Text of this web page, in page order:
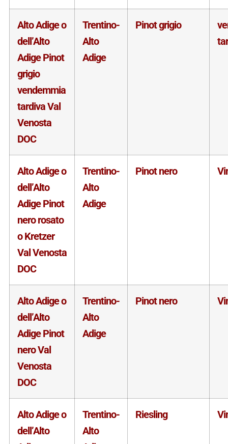
Alto Adige o
dell’Alto
Adige Pinot
grigio
vendemmia
tardiva Val
Venosta
DOC
Trentino-
Alto
Adige
Pinot grigio
Alto Adige o
dell’Alto
Adige Pinot
nero rosato
o Kretzer
Val Venosta
DOC
Trentino-
Alto
Adige
Pinot nero
Alto Adige o
dell’Alto
Adige Pinot
nero Val
Venosta
DOC
Trentino-
Alto
Adige
Pinot nero
Alto Adige o
dell’Alto
Trentino-
Alto
Riesling